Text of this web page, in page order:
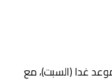
غدا (السبت)، مع